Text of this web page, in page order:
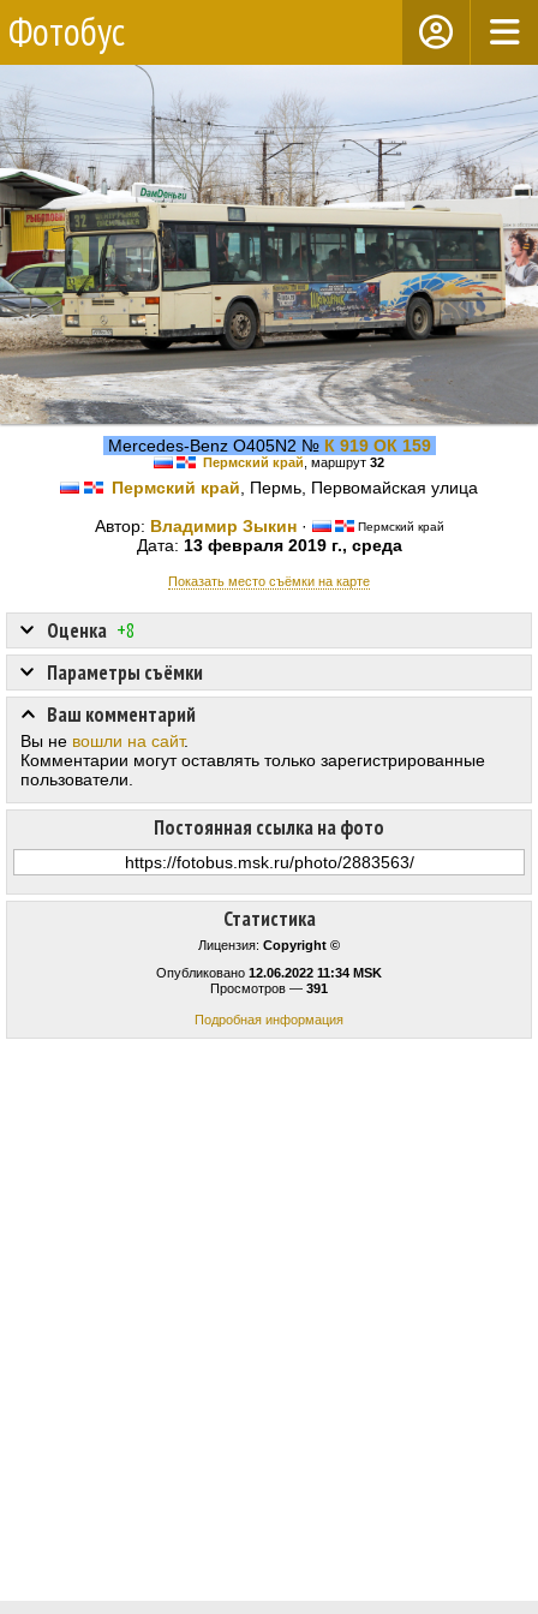
Фотобус
Mercedes-Benz O405N2 № К 919 ОК 159
Пермский край , маршрут 32
Пермский край , Пермь, Первомайская улица
Автор: Владимир Зыкин· Пермский край
Дата: 13 февраля 2019 г., среда
Показать место съёмки на карте
Статистика
Лицензия: Copyright ©
Опубликовано 12.06.2022 11:34 MSK
Просмотров — 391
Подробная информация
Оценка +8
Постоянная ссылка на фото
Параметры съёмки
Ваш комментарий
Вы не вошли на сайт.
Комментарии могут оставлять только зарегистрированные
пользователи.